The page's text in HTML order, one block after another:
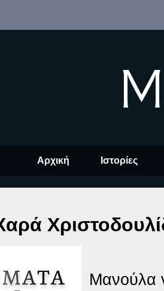
Αρχική Ιστορίες
Μανούλα